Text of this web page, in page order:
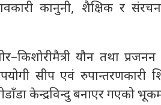
कानुनी, शैक्षिक र
यौन तथा
सीप एवं रुपान्तरणकारी
केन्द्रविन्दु बनाएर गएको